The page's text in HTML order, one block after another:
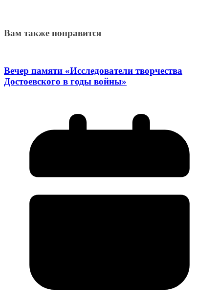
Вам также понравится
Вечер памяти «Исследователи творчества
Достоевского в годы войны»